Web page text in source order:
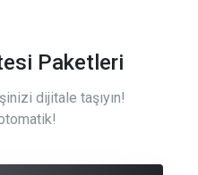
Paketleri
dijitale taşıyın!